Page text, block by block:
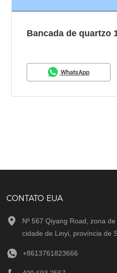
Bancada de quartzo
WhatsApp
CONTATO EUA
Nº 567 Qiyang Road, zona de
cidade de Linyi, província de
+8613761823666